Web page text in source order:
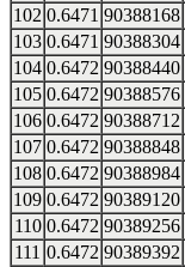
102 0.6471 90388168
103 0.6471 90388304
104 0.6472 90388440
105 0.6472 90388576
106 0.6472 90388712
107 0.6472 90388848
108 0.6472 90388984
109 0.6472 90389120
110 0.6472 90389256
111 0.6472 90389392